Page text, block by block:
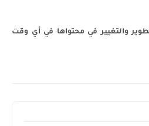
والتغيير في محتواها في أي وقت